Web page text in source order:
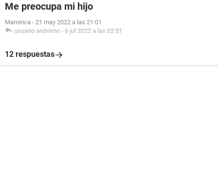
Me preocupa mi hijo
Mamirica - 21 may 2022 a las 21:01
usuario anónimo - 6 jul 2022 a las 02:51
12 respuestas